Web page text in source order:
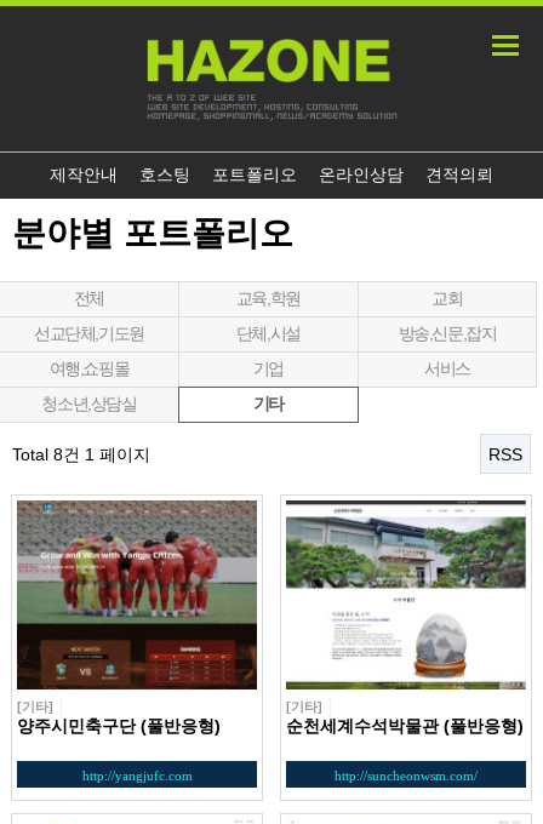
제작안내 호스팅 포트폴리오 온라인상담 견적의뢰
분야별 포트폴리오
전체 교육,학원
교회
선교단체,기도원
단체,시설
방송,신문,잡지
여행,쇼핑몰
기업
서비스
청소년,상담실
기타
Total 8건 1 페이지 RSS
[기타]
양주시민축구단 (풀반응형)
http://yangjufc.com
[기타]
순천세계수석박물관 (풀반응형)
http://suncheonwsm.com/